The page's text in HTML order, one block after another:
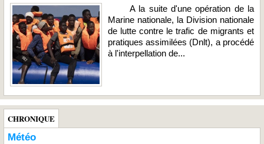
A la suite d'une opération de la
Marine nationale, la Division nationale
de lutte contre le trafic de migrants et
pratiques assimilées (Dnlt), a procédé
à l'interpellation de...
CHRONIQUE
Météo